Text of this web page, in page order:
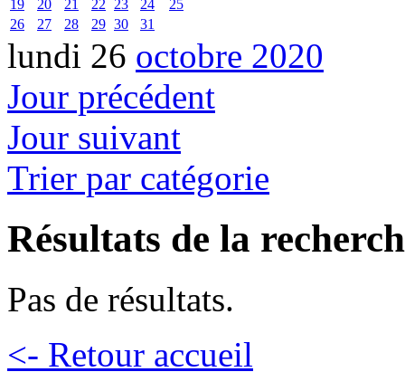
19
20 21 22 23 24
25
26
27 28 29 30 31
lundi 26 octobre 2020
Jour précédent
Jour suivant
Trier par catégorie
Résultats de la
Pas de résultats.
<- Retour accueil